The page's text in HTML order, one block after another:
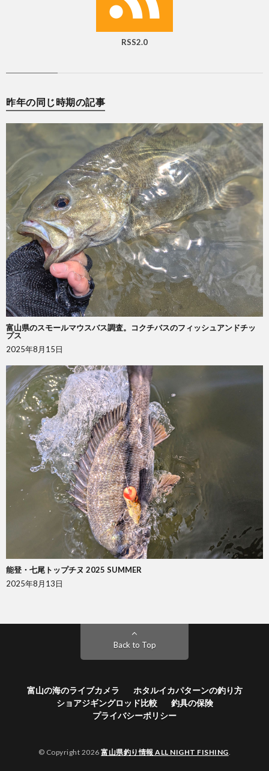
RSS2.0
昨年の同じ時期の記事
富山県のスモールマウスバス調査。コクチバスのフィッシュアンドチッ
プス
2025年8月15日
能登・七尾トップチヌ 2025 SUMMER
2025年8月13日
Back to Top
富山の海のライブカメラ
ホタルイカパターンの釣り方
ショアジギングロッド比較
釣具の保険
プライバシーポリシー
© Copyright 2026富山県釣り情報 ALL NIGHT FISHING.